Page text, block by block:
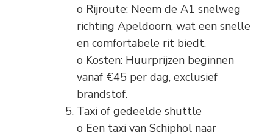
o Rijroute: Neem de A1 snelweg
richting Apeldoorn, wat een snelle
en comfortabele rit biedt.
o Kosten: Huurprijzen beginnen
vanaf €45 per dag, exclusief
brandstof.
Taxi of gedeelde shuttle
o Een taxi van Schiphol naar